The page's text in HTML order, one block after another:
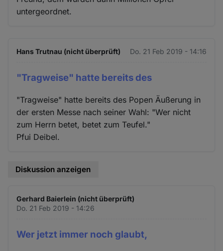
untergeordnet.
Hans Trutnau (nicht überprüft) Do. 21 Feb 2019 - 14:16
"Tragweise" hatte bereits des
"Tragweise" hatte bereits des Popen Äußerung in
der ersten Messe nach seiner Wahl: "Wer nicht
zum Herrn betet, betet zum Teufel."
Pfui Deibel.
Diskussion anzeigen
Gerhard Baierlein (nicht überprüft)
Do. 21 Feb 2019 - 14:26
Wer jetzt immer noch glaubt,